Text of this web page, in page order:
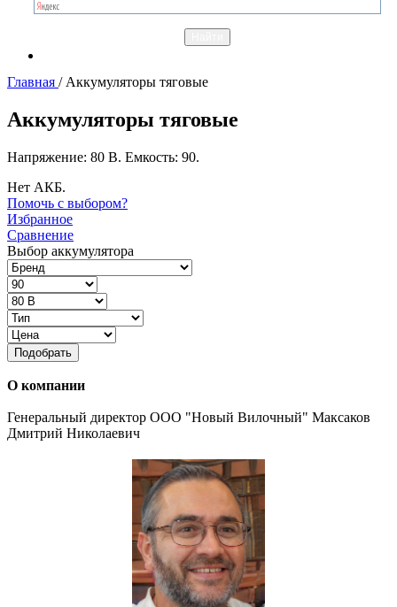
Главная / Аккумуляторы тяговые
Аккумуляторы тяговые
Напряжение: 80 В. Емкость: 90.
Нет АКБ.
Помочь с выбором?
Избранное
Сравнение
Выбор аккумулятора
Подобрать
О компании
Генеральный директор ООО "Новый Вилочный" Максаков
Дмитрий Николаевич